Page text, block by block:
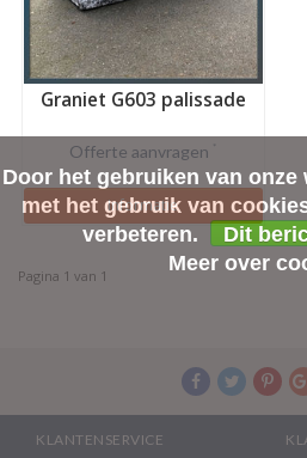
Graniet G603 palissade
Offerte aanvragen *
Informatie
Pagina 1 van 1
KLANTENSERVICE
Door het gebruiken van onze
met het gebruik van
verbeteren.
Dit
Meer over